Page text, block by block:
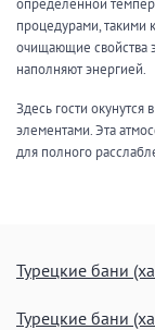
определенной
процедурами, такими
очищающие свойства
наполняют энергией.
Здесь гости
элементами. Эта
для полного
Турецкие бани
Турецкие бани